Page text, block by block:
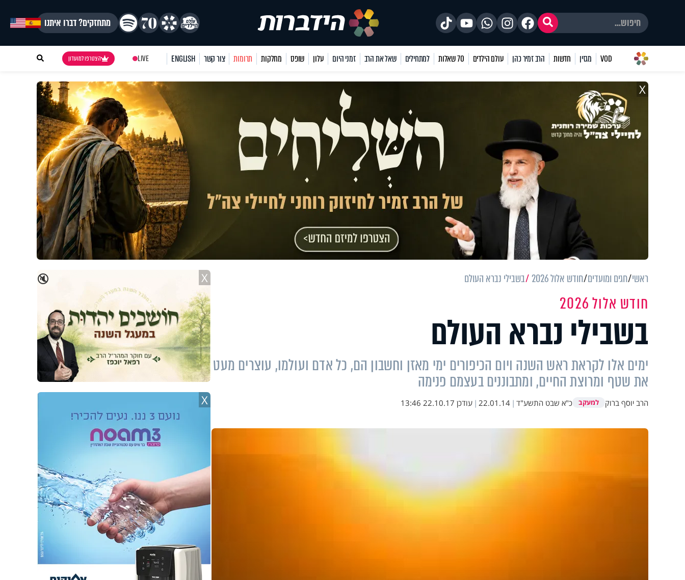
מתחזקים? דברו איתנו
VOD מגזין חדשות הרב זמיר כהן עולם הילדים 70 שאלות למתחילים שאל את הרב זמני היום עלון שופס מחלקות תרומות צור קשר ENGLISH
LIVE הצטרפו למועדון
X
ראשי חגים ומועדים חודש אלול 2026 בשבילי נברא העולם
חודש אלול 2026
בשבילי נברא העולם
ימים אלו לקראת ראש השנה ויום הכיפורים ימי מאזן וחשבון הם, כל אדם ועולמו, עוצרים מעט
את שטף ומרוצת החיים, ומתבוננים בעצמם פנימה
הרב יוסף ברוק למעקב כ"א שבט התשע"ד |
22.01.14
| עודכן 22.10.17 13:46
🔇 X
X